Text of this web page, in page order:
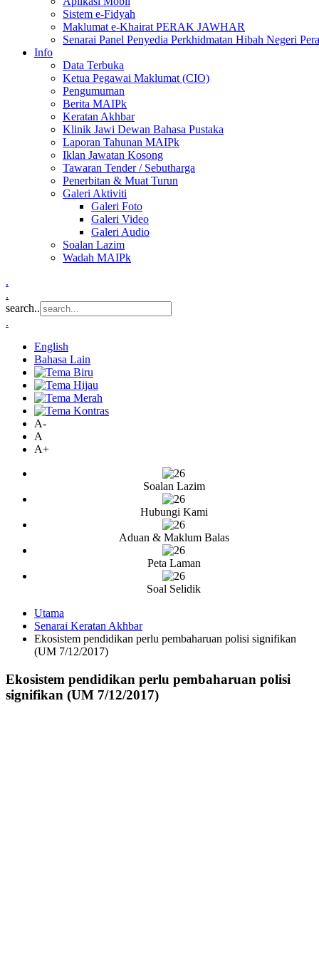
Sistem e-Fidyah
Maklumat e-Khairat PERAK JAWHAR
Senarai Panel Penyedia Perkhidmatan Hibah Negeri
Info
Data Terbuka
Ketua Pegawai Maklumat (CIO)
Pengumuman
Berita MAIPk
Keratan Akhbar
Klinik Jawi Dewan Bahasa Pustaka
Laporan Tahunan MAIPk
Iklan Jawatan Kosong
Tawaran Tender / Sebutharga
Penerbitan & Muat Turun
Galeri Aktiviti
Galeri Foto
Galeri Video
Galeri Audio
Soalan Lazim
Wadah MAIPk
.
.
search..
.
English
Bahasa Lain
A-
A
A+
Soalan Lazim
Hubungi Kami
Aduan & Maklum Balas
Peta Laman
Soal Selidik
Utama
Senarai Keratan Akhbar
Ekosistem pendidikan perlu pembaharuan polisi signifikan
(UM 7/12/2017)
Ekosistem pendidikan perlu pembaharuan polisi
signifikan (UM 7/12/2017)